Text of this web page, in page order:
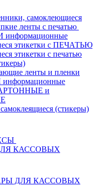
самоклеющиеся
ленты с печатью
этикетки с ПЕЧАТЬЮ
этикетки с печатью
ленты и пленки
и
(стикеры)
КАССОВЫХ
ДЛЯ КАССОВЫХ